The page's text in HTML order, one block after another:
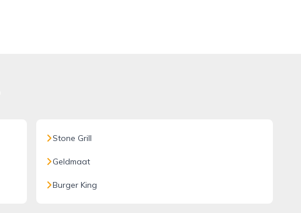
Stone Grill
Geldmaat
Burger King